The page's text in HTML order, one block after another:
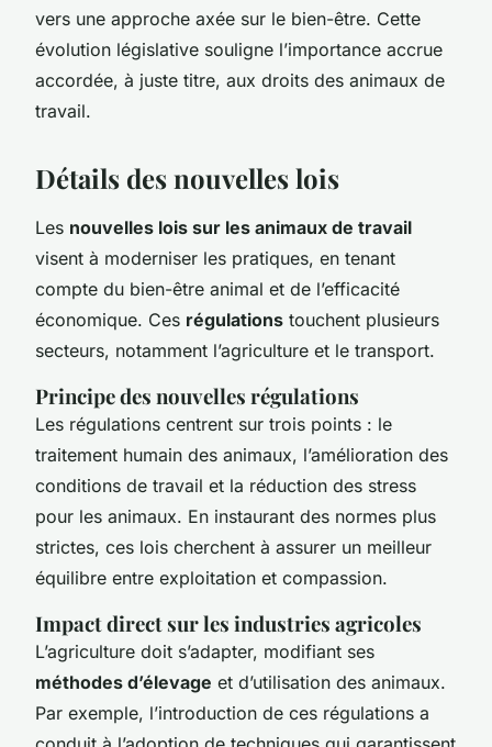
vers une approche axée sur le bien-être. Cette
évolution législative souligne l’importance accrue
accordée, à juste titre, aux droits des animaux de
travail.
Détails des nouvelles lois
Les nouvelles lois sur les animaux de travail
visent à moderniser les pratiques, en tenant
compte du bien-être animal et de l’efficacité
économique. Ces régulations touchent plusieurs
secteurs, notamment l’agriculture et le transport.
Principe des nouvelles régulations
Les régulations centrent sur trois points : le
traitement humain des animaux, l’amélioration des
conditions de travail et la réduction des stress
pour les animaux. En instaurant des normes plus
strictes, ces lois cherchent à assurer un meilleur
équilibre entre exploitation et compassion.
Impact direct sur les industries agricoles
L’agriculture doit s’adapter, modifiant ses
méthodes d’élevage et d’utilisation des animaux.
Par exemple, l’introduction de ces régulations a